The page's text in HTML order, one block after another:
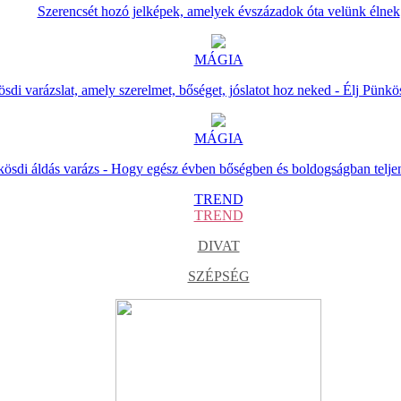
Szerencsét hozó jelképek, amelyek évszázadok óta velünk élnek
MÁGIA
varázslat, amely szerelmet, bőséget, jóslatot hoz neked - Élj
MÁGIA
áldás varázs - Hogy egész évben bőségben és boldogságban
TREND
TREND
DIVAT
SZÉPSÉG